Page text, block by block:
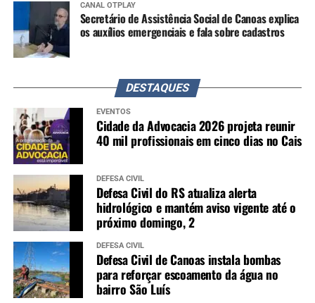
CANAL OTPLAY
Secretário de Assistência Social de Canoas explica
os auxílios emergenciais e fala sobre cadastros
DESTAQUES
EVENTOS
Cidade da Advocacia 2026 projeta reunir
40 mil profissionais em cinco dias no Cais
DEFESA CIVIL
Defesa Civil do RS atualiza alerta
hidrológico e mantém aviso vigente até o
próximo domingo, 2
DEFESA CIVIL
Defesa Civil de Canoas instala bombas
para reforçar escoamento da água no
bairro São Luís